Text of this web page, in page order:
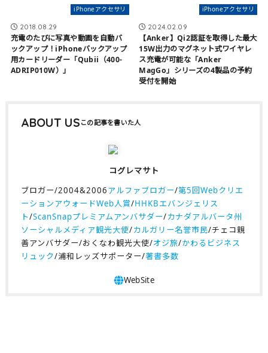
iPhoneアクセサリ
2018.08.29
充電のたびに写真や動画を自動バ
ックアップ！iPhoneバックアップ
用カードリーダー「Qubii（400-
ADRIP010W）」
iPhoneアクセサリ
2024.02.09
【Anker】Qi2認証を取得した最大
15W出力のマグネット式ワイヤレ
ス充電が可能な「Anker
MagGo」シリーズの4製品の予約
受付を開始
ABOUT US
コグレマサト
ブロガー/2004&2006アルファブロガー/第5回Webクリエ
ーションアウォードWeb人賞/HHKBエバンジェリス
ト/ScanSnapプレミアムアンバサダー/カナダアルバータ州
ソーシャルメディア観光大使/カルガリー名誉市民/チェコ親
善アンバサダー/おくなわ観光大使/オジ旅/かわるビジネス
リュック/浦和レッズサポーター/著書多数